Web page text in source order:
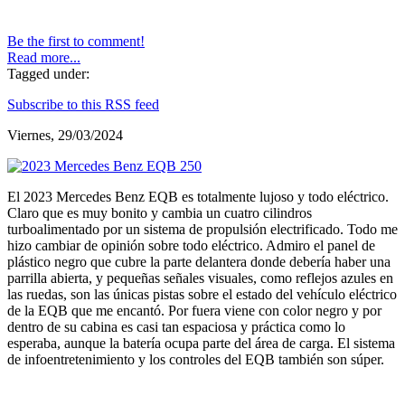
Be the first to comment!
Read more...
Tagged under:
Subscribe to this RSS feed
Viernes, 29/03/2024
El 2023 Mercedes Benz EQB es totalmente lujoso y todo eléctrico.
Claro que es muy bonito y cambia un cuatro cilindros
turboalimentado por un sistema de propulsión electrificado. Todo me
hizo cambiar de opinión sobre todo eléctrico. Admiro el panel de
plástico negro que cubre la parte delantera donde debería haber una
parrilla abierta, y pequeñas señales visuales, como reflejos azules en
las ruedas, son las únicas pistas sobre el estado del vehículo eléctrico
de la EQB que me encantó. Por fuera viene con color negro y por
dentro de su cabina es casi tan espaciosa y práctica como lo
esperaba, aunque la batería ocupa parte del área de carga. El sistema
de infoentretenimiento y los controles del EQB también son súper.